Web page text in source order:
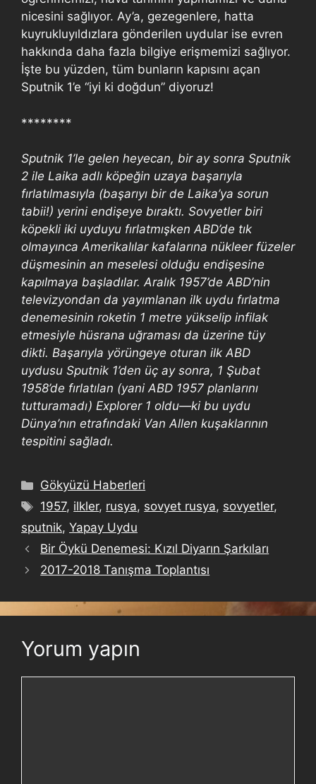
nicesini sağlıyor. Ay’a, gezegenlere, hatta
kuyrukluyıldızlara gönderilen uydular ise evren
hakkında daha fazla bilgiye erişmemizi sağlıyor.
İşte bu yüzden, tüm bunların kapısını açan
Sputnik 1’e “iyi ki doğdun” diyoruz!
********
Sputnik 1’le gelen heyecan, bir ay sonra Sputnik
2 ile Laika adlı köpeğin uzaya başarıyla
fırlatılmasıyla (başarıyı bir de Laika’ya sorun
tabii!) yerini endişeye bıraktı. Sovyetler biri
köpekli iki uyduyu fırlatmışken ABD’de tık
olmayınca Amerikalılar kafalarına nükleer füzeler
düşmesinin an meselesi olduğu endişesine
kapılmaya başladılar. Aralık 1957’de ABD’nin
televizyondan da yayımlanan ilk uydu fırlatma
denemesinin roketin 1 metre yükselip infilak
etmesiyle hüsrana uğraması da üzerine tüy
dikti. Başarıyla yörüngeye oturan ilk ABD
uydusu Sputnik 1’den üç ay sonra, 1 Şubat
1958’de fırlatılan (yani ABD 1957 planlarını
tutturamadı) Explorer 1 oldu—ki bu uydu
Dünya’nın etrafındaki Van Allen kuşaklarının
tespitini sağladı.
Gökyüzü Haberleri
1957, ilkler, rusya, sovyet rusya, sovyetler,
sputnik, Yapay Uydu
Bir Öykü Denemesi: Kızıl Diyarın Şarkıları
2017-2018 Tanışma Toplantısı
Yorum yapın